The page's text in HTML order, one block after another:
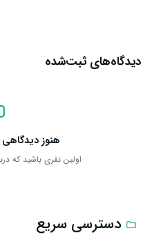
دیدگاه‌های ثبت‌شده
هنوز
اولین نفری باشید که
دسترسی سریع